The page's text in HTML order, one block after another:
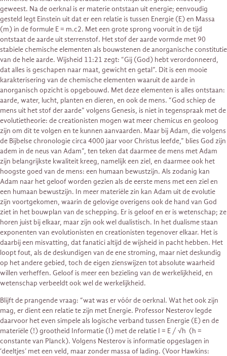
geweest. Na de oerknal is er materie ontstaan uit energie; eenvoudig
gesteld legt Einstein uit dat er een relatie is tussen Energie (E) en Massa
(m) in de formule E = m.c2. Met een grote sprong vooruit in de tijd
ontstaat de aarde uit sterrenstof. Het stof der aarde vormde met 90
stabiele chemische elementen als bouwstenen de anorganische constitutie
van de hele aarde. Wijsheid 11:21 zegt: “Gij (God) hebt verordonneerd,
dat alles is geschapen naar maat, gewicht en getal”. Dit is een mooie
karakterisering van de chemische elementen waaruit de aarde in
anorganisch opzicht is opgebouwd. Met deze elementen is alles ontstaan:
aarde, water, lucht, planten en dieren, en ook de mens. “God schiep de
mens uit het stof der aarde” volgens Genesis, is niet in tegenspraak met de
evolutietheorie: de creationisten mogen wat meer chemicus en geoloog
zijn om dit te volgen en te kunnen aanvaarden. Maar bij Adam, die volgens
de Bijbelse chronologie circa 4000 jaar voor Christus leefde,” blies God zijn
adem in de neus van Adam”, ten teken dat daarmee de mens met Adam
zijn belangrijkste kwaliteit kreeg, namelijk een ziel, en daarmee ook het
hoogste goed van de mens: een humaan bewustzijn. Als zodanig kan
Adam naar het geloof worden gezien als de eerste mens met een ziel en
een humaan bewustzijn. In meer materiële zin kan Adam uit de evolutie
zijn voortgekomen, waarin de gelovige overigens ook de hand van God
ziet in het bouwplan van de schepping. Er is geloof en er is wetenschap; ze
horen juist bij elkaar, maar zijn ook wel dualistisch. In het dualisme staan
exponenten van evolutionisten en creationisten tegenover elkaar. Het is
daarbij een misvatting, dat fanatici altijd de wijsheid in pacht hebben. Het
loopt fout, als de deskundigen van de ene stroming, maar niet deskundig
op het andere gebied, toch de eigen zienswijzen tot absolute waarheid
willen verheffen. Geloof is meer een bezieling van de werkelijkheid, en
wetenschap verbeeldt ook wel de werkelijkheid.
Blijft de prangende vraag: “wat was er vóór de oerknal. Wat het ook zijn
mag, er dient een relatie te zijn met Energie. Professor Nesterov legde
daarvoor het even simpele als logische verband tussen Energie (E) en de
materiële (!) grootheid Informatie (I) met de relatie I = E / √h (h =
constante van Planck). Volgens Nesterov is informatie opgeslagen in
‘deeltjes’ met een veld, maar zonder massa of lading. (Voor Hawkins: